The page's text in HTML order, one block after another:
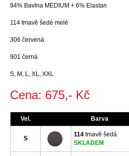
94% Bavlna MEDIUM + 6% Elastan
114 tmavě šedé melé
306 červená
901 černá
S, M, L, XL, XXL
Cena: 675,- Kč
Vel. Barva
S
114 tmavě šedá
SKLADEM